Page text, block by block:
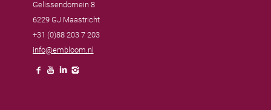
Gelissendomein 8
6229 GJ Maastricht
+31 (0)88 203 7 203
info@embloom.nl